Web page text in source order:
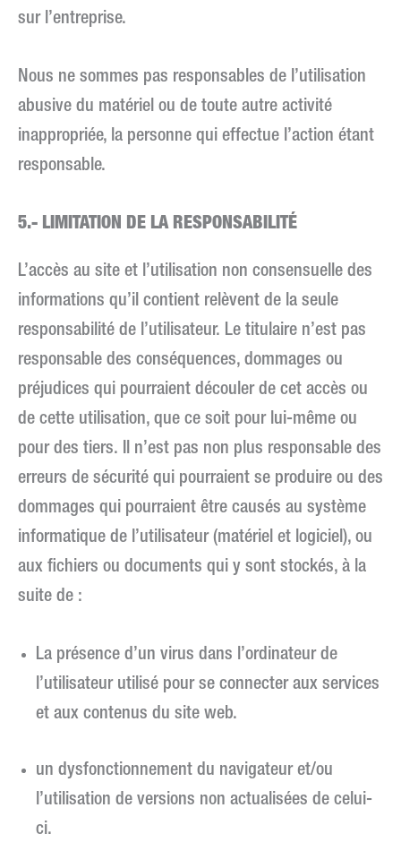
sur l’entreprise.
Nous ne sommes pas responsables de l’utilisation
abusive du matériel ou de toute autre activité
inappropriée, la personne qui effectue l’action étant
responsable.
5.- LIMITATION DE LA RESPONSABILITÉ
L’accès au site et l’utilisation non consensuelle des
informations qu’il contient relèvent de la seule
responsabilité de l’utilisateur. Le titulaire n’est pas
responsable des conséquences, dommages ou
préjudices qui pourraient découler de cet accès ou
de cette utilisation, que ce soit pour lui-même ou
pour des tiers. Il n’est pas non plus responsable des
erreurs de sécurité qui pourraient se produire ou des
dommages qui pourraient être causés au système
informatique de l’utilisateur (matériel et logiciel), ou
aux fichiers ou documents qui y sont stockés, à la
suite de :
La présence d’un virus dans l’ordinateur de
l’utilisateur utilisé pour se connecter aux services
et aux contenus du site web.
un dysfonctionnement du navigateur et/ou
l’utilisation de versions non actualisées de celui-
ci.